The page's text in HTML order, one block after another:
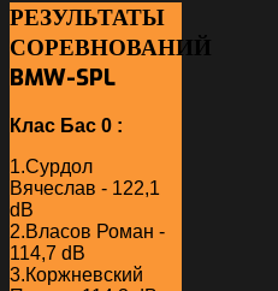
РЕЗУЛЬТАТЫ
СОРЕВНОВАНИЙ
BMW-SPL
Клас Бас 0 :
1.Сурдол
Вячеслав - 122,1
dB
2.Власов Роман -
114,7 dB
3.Коржневский